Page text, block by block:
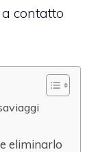
contatto
eliminarlo